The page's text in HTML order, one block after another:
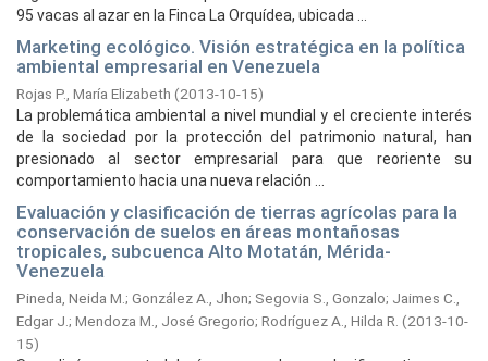
95 vacas al azar en la Finca La Orquídea, ubicada ...
Marketing ecológico. Visión estratégica en la política
ambiental empresarial en Venezuela
Rojas P., María Elizabeth (2013-10-15)
La problemática ambiental a nivel mundial y el creciente interés
de la sociedad por la protección del patrimonio natural, han
presionado al sector empresarial para que reoriente su
comportamiento hacia una nueva relación ...
Evaluación y clasificación de tierras agrícolas para la
conservación de suelos en áreas montañosas
tropicales, subcuenca Alto Motatán, Mérida-
Venezuela
Pineda, Neida M. ; González A., Jhon; Segovia S., Gonzalo; Jaimes C.,
Edgar J. ; Mendoza M., José Gregorio; Rodríguez A., Hilda R. (2013-10-
15)